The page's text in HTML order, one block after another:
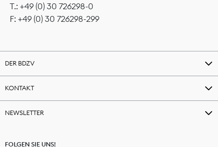
T.: +49 (0) 30 726298-0
F: +49 (0) 30 726298-299
DER BDZV
KONTAKT
NEWSLETTER
FOLGEN SIE UNS!